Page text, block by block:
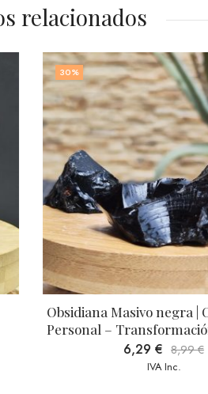
relacionados
30%
Obsidiana Masivo negra |
Personal –
6,29 € 8,99€
IVA Inc.